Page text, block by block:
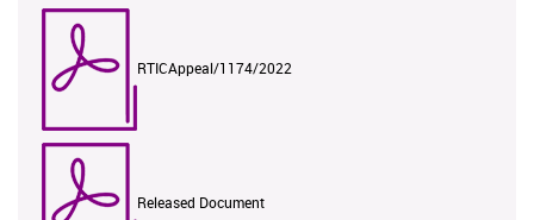
RTICAppeal/1174/2022
Released Document